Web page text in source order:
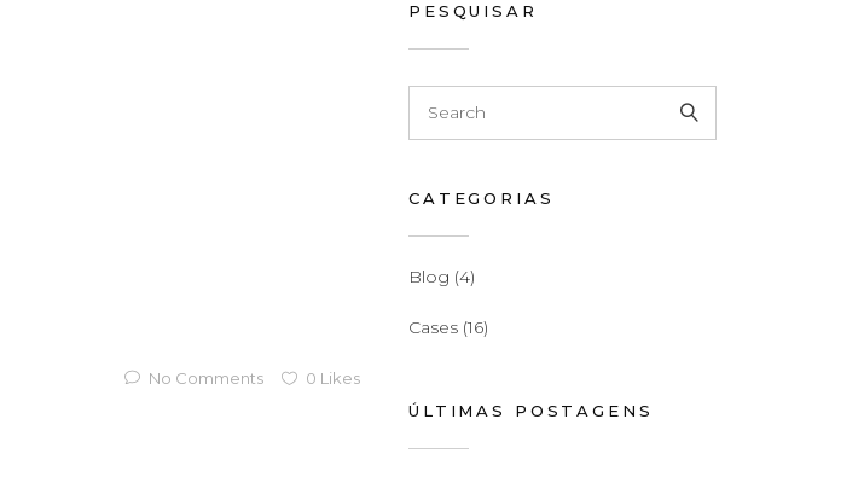
No Comments 0 Likes
PESQUISAR
CATEGORIAS
Blog (4)
Cases (16)
ÚLTIMAS POSTAGENS